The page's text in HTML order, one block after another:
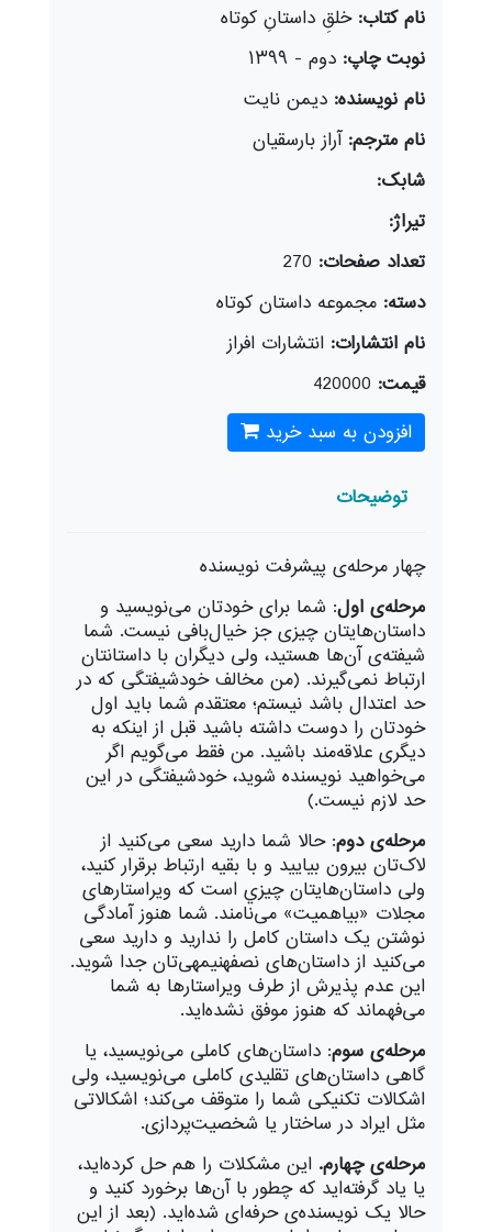
نام کتاب:خلقِ داستانِ کوتاه
نوبت چاپ: دوم - ۱۳۹۹
نام نویسنده: دیمن نایت
نام مترجم:آراز بارسقیان
شابک:
تیراژ:
تعداد صفحات: 270
دسته: مجموعه داستان كوتاه
نام انتشارات: انتشارات افراز
قیمت: 420000
افزودن به سبد خرید
توضیحات
چهار مرحلهی پيشرفت نويسنده
مرحلهی اول: شما برای خودتان می‌نويسيد و
داستانهايتان چيزی جز خيال‌بافی نيست. شما
شيفتهی آن‌ها هستيد، ولی ديگران با داستانتان
ارتباط نمی‌گيرند. (من مخالف خود‌شيفتگی که در
حد اعتدال باشد نيستم؛ معتقدم شما بايد اول
خودتان را دوست داشته باشيد قبل از اينکه به
ديگری علاقهمند باشيد. من فقط می‌‌گويم اگر
می‌خواهيد نويسنده شويد، خودشيفتگی در اين
حد لازم نيست.)
مرحله‌ی دوم: حالا شما داريد سعی می‌کنيد از
لاک‌تان بيرون بيايید و با بقيه ارتباط برقرار کنيد،
ولی داستانهايتان چيزي است که ويراستارهای
مجلات «بی­اهميت» می‌‌نامند. شما هنوز آمادگی
نوشتن يک داستان کامل را نداريد و داريد سعی
می‌کنيد از داستان‌های نصفه­نيمه­یتان جدا شويد.
اين عدم پذيرش از طرف ويراستارها به شما
می‌‌فهماند که هنوز موفق نشده‌ايد.
مرحلهی سوم: داستانهای کاملی می‌نويسيد، يا
گاهی داستانهای تقليدی کاملی می‌‌نويسيد، ولی
اشکالات تکنيکی شما را متوقف می‌کند؛ اشکالاتی
مثل ايراد در ساختار يا شخصيت‌پردازی.
مرحله‌ی چهارم. اين مشکلات را هم حل کرده‌ايد،
يا ياد گرفته‌ايد که چطور با آن‌ها برخورد کنيد و
حالا یک نويسنده­ی حرفهای شده‌ايد. (بعد از اين